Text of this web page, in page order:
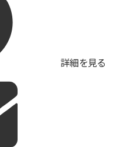
詳細を見る